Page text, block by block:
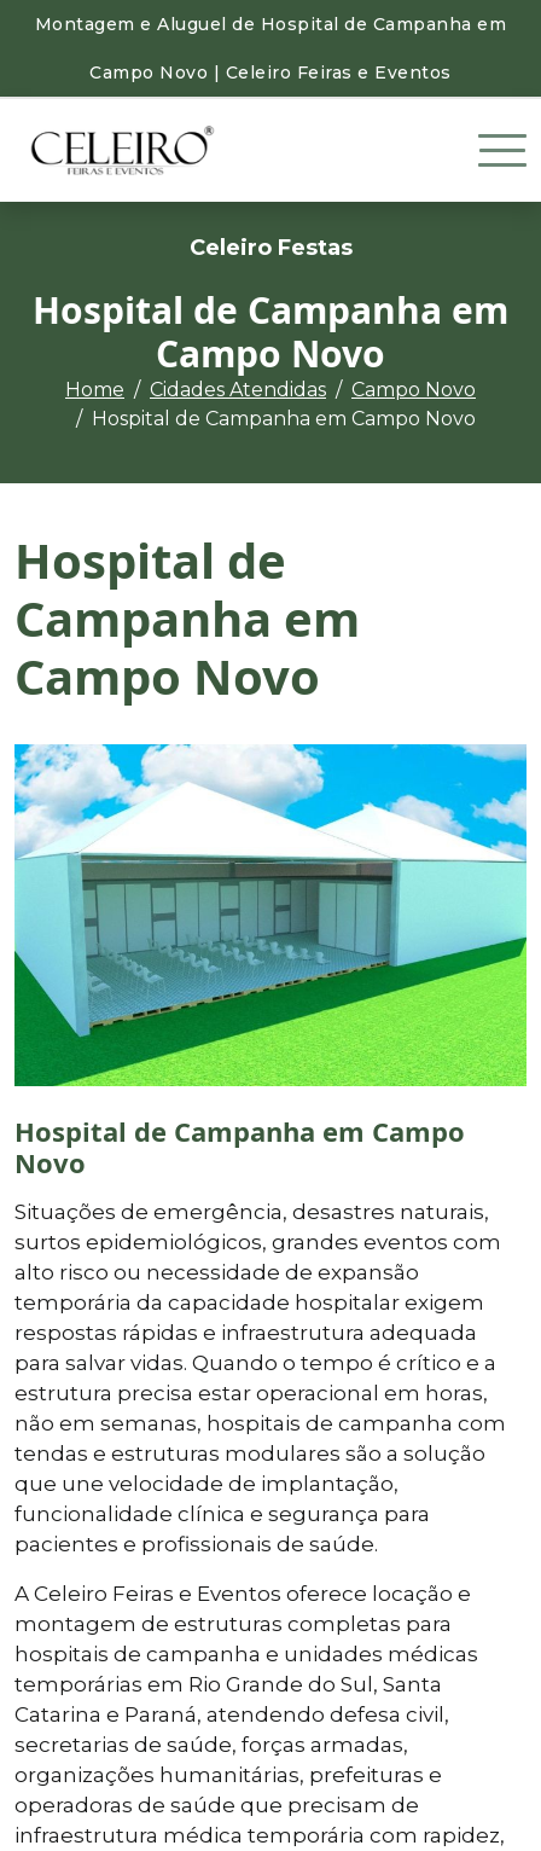
Montagem e Aluguel de Hospital de Campanha em
Campo Novo | Celeiro Feiras e Eventos
Celeiro Festas
Hospital de Campanha em
Campo Novo
Home Cidades Atendidas
Campo Novo
Hospital de Campanha em Campo Novo
Hospital de
Campanha em
Campo Novo
Hospital de Campanha em Campo
Novo
Situações de emergência, desastres naturais,
surtos epidemiológicos, grandes eventos com
alto risco ou necessidade de expansão
temporária da capacidade hospitalar exigem
respostas rápidas e infraestrutura adequada
para salvar vidas. Quando o tempo é crítico e a
estrutura precisa estar operacional em horas,
não em semanas, hospitais de campanha com
tendas e estruturas modulares são a solução
que une velocidade de implantação,
funcionalidade clínica e segurança para
pacientes e profissionais de saúde.
A Celeiro Feiras e Eventos oferece locação e
montagem de estruturas completas para
hospitais de campanha e unidades médicas
temporárias em Rio Grande do Sul, Santa
Catarina e Paraná, atendendo defesa civil,
secretarias de saúde, forças armadas,
organizações humanitárias, prefeituras e
operadoras de saúde que precisam de
infraestrutura médica temporária com rapidez,